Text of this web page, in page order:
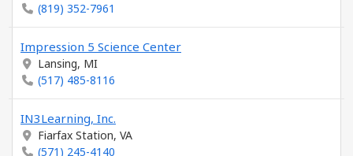
(819) 352-7961
Impression 5 Science Center
Lansing, MI
(517) 485-8116
IN3Learning, Inc.
Fiarfax Station, VA
(571) 245-4140